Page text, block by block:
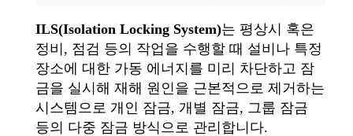
ILS(Isolation Locking System)는 평상시 혹은
정비, 점검 등의 작업을 수행할 때 설비나 특정
장소에 대한 가동 에너지를 미리 차단하고 잠
금을 실시해 재해 원인을 근본적으로 제거하는
시스템으로 개인 잠금, 개별 잠금, 그룹 잠금
등의 다중 잠금 방식으로 관리합니다.